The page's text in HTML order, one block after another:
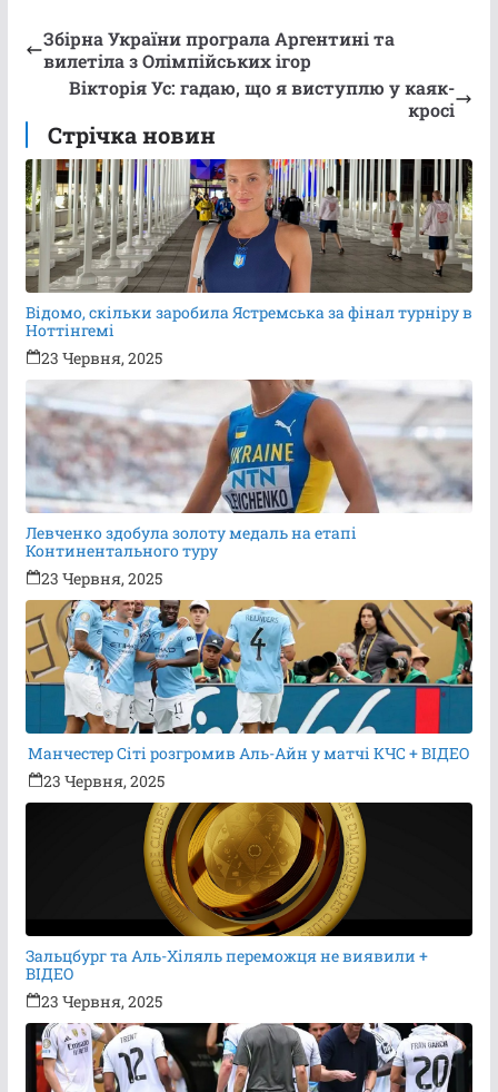
Збірна України програла Аргентині та
вилетіла з Олімпійських ігор
Вікторія Ус: гадаю, що я виступлю у каяк-
кросі
Стрічка новин
Відомо, скільки заробила Ястремська за фінал турніру в
Ноттінгемі
23 Червня, 2025
Левченко здобула золоту медаль на етапі
Континентального туру
23 Червня, 2025
Манчестер Сіті розгромив Аль-Айн у матчі КЧС + ВІДЕО
23 Червня, 2025
Зальцбург та Аль-Хіляль переможця не виявили +
ВІДЕО
23 Червня, 2025